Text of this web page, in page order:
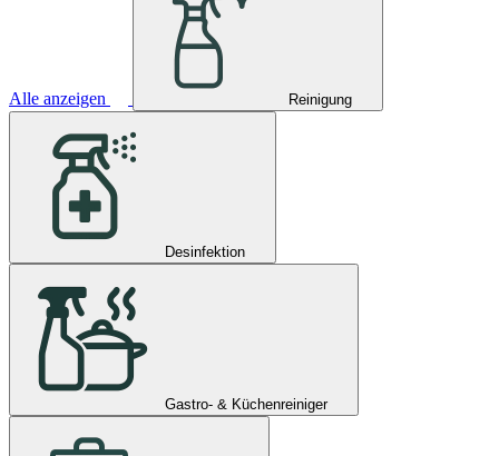
Alle anzeigen Reinigung
Desinfektion
Gastro- & Küchenreiniger